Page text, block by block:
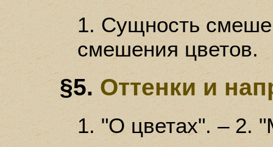
1. Сущность
смешения цветов.
§5. Оттенки и
1. "О цветах". – 2.